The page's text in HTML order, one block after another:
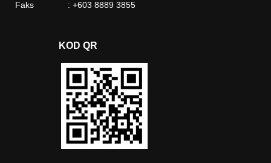
Faks : +603 8889 3855
KOD QR